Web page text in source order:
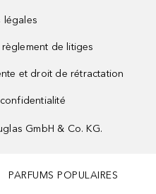
légales
de litiges
et droit de rétractation
GmbH & Co. KG.
PARFUMS POPULAIRES